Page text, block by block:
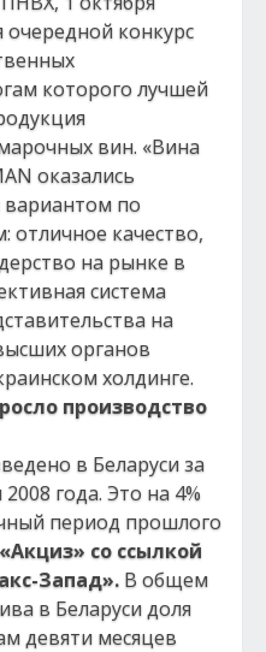
очередной конкурс
которого лучшей
вин. «Вина
оказались
по
отличное качество,
на рынке в
система
на
органов
холдинге.
производство
в Беларуси за
года. Это на 4%
период прошлого
со ссылкой
Запад». В общем
в Беларуси доля
девяти месяцев